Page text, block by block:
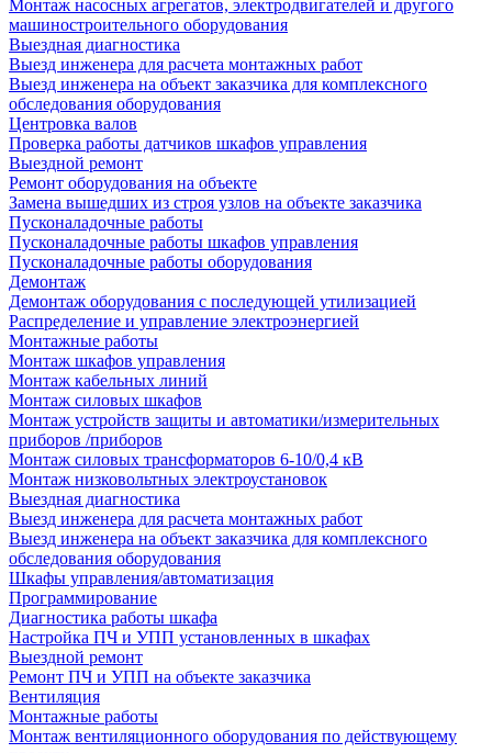
Монтаж насосных агрегатов, электродвигателей и другого
машиностроительного оборудования
Выездная диагностика
Выезд инженера для расчета монтажных работ
Выезд инженера на объект заказчика для комплексного
обследования оборудования
Центровка валов
Проверка работы датчиков шкафов управления
Выездной ремонт
Ремонт оборудования на объекте
Замена вышедших из строя узлов на объекте заказчика
Пусконаладочные работы
Пусконаладочные работы шкафов управления
Пусконаладочные работы оборудования
Демонтаж
Демонтаж оборудования с последующей утилизацией
Распределение и управление электроэнергией
Монтажные работы
Монтаж шкафов управления
Монтаж кабельных линий
Монтаж силовых шкафов
Монтаж устройств защиты и автоматики/измерительных
приборов /приборов
Монтаж силовых трансформаторов 6-10/0,4 кВ
Монтаж низковольтных электроустановок
Выездная диагностика
Выезд инженера для расчета монтажных работ
Выезд инженера на объект заказчика для комплексного
обследования оборудования
Шкафы управления/автоматизация
Программирование
Диагностика работы шкафа
Настройка ПЧ и УПП установленных в шкафах
Выездной ремонт
Ремонт ПЧ и УПП на объекте заказчика
Вентиляция
Монтажные работы
Монтаж вентиляционного оборудования по действующему